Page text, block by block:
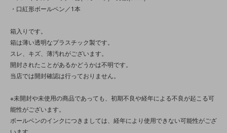
・口紅形ボールペン／1本
箱入りです。
箱は薄い透明なプラスチック製です。
スレ、キズ、薄汚れがございます。
開封されたことがあるかどうかは不明です。
当店では開封確認は行っておりません。
※未開封や未使用の商品であっても、初期不良や経年による不良が起こる可
能性がございます。
ボールペンのインクにつきましては、経年により使用できない可能性がござ
います。